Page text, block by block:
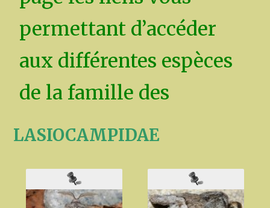
permettant d’accéder
aux différentes espèces
de la famille des
LASIOCAMPIDAE